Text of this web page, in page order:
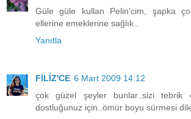
Güle güle kullan Pelin'cim, şapka
ellerine emeklerine sağlık..
Yanıtla
FİLİZ'CE 6 Mart 2009 14:12
çok güzel şeyler bunlar..sizi tebrik
dostluğunuz için..ömür boyu sürmesi